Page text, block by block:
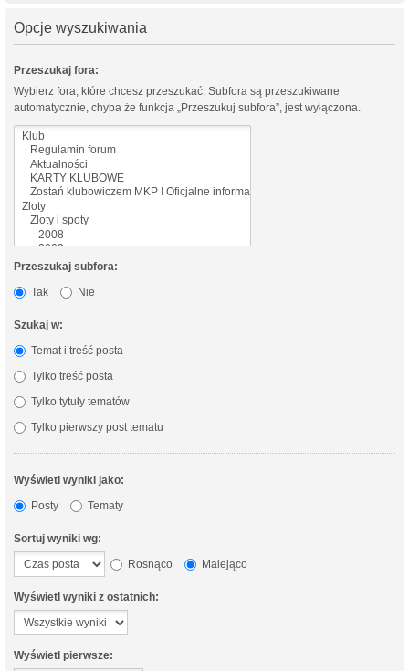
Opcje wyszukiwania
Przeszukaj fora:
Wybierz fora, które chcesz przeszukać. Subfora są przeszukiwane
automatycznie, chyba że funkcja „Przeszukuj subfora”, jest wyłączona.
Przeszukaj subfora:
Tak
Nie
Szukaj w:
Temat i treść posta
Tylko treść posta
Tylko tytuły tematów
Tylko pierwszy post tematu
Wyświetl wyniki jako:
Posty
Tematy
Sortuj wyniki wg:
Rosnąco
Malejąco
Wyświetl wyniki z ostatnich:
Wyświetl pierwsze: